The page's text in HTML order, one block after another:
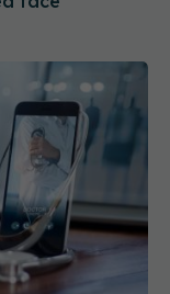
făcute online.